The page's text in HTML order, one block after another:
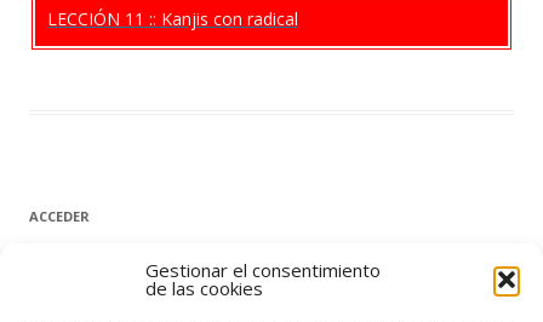
Gestionar el consentimiento
de las cookies
LECCIÓN 11 :: Kanjis con radical
ACCEDER
Nombre de usuario o correo electrónico